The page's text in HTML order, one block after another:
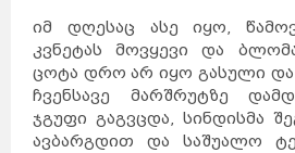
იმ დღესაც ასე იყო,
კვნეტას მოვყევი და
ცოტა დრო არ იყო გასული
ჩვენსავე მარშრუტზე
ჯგუფი გაგვცდა, სინდისმა
ავბარგდით და საშუალო